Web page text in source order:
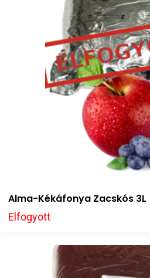
Alma-Kékáfonya Zacskós 3L
Elfogyott